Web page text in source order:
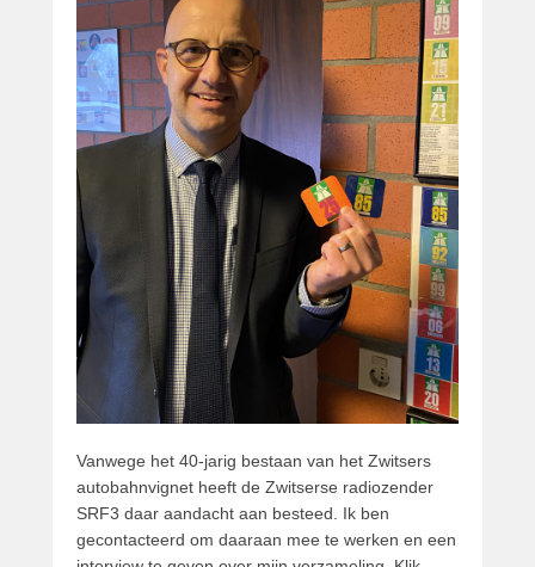
Vanwege het 40-jarig bestaan van het Zwitsers
autobahnvignet heeft de Zwitserse radiozender
SRF3 daar aandacht aan besteed. Ik ben
gecontacteerd om daaraan mee te werken en een